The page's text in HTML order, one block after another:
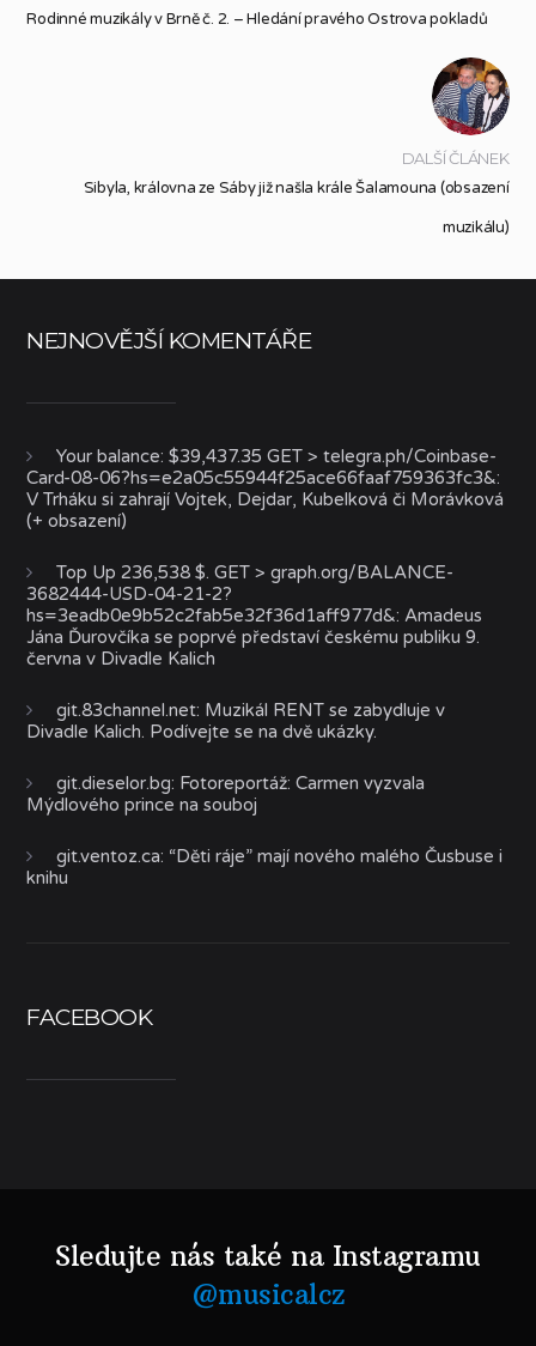
Rodinné muzikály v Brně č. 2. – Hledání pravého Ostrova pokladů
DALŠÍ ČLÁNEK
Sibyla, královna ze Sáby již našla krále Šalamouna (obsazení
muzikálu)
NEJNOVĚJŠÍ KOMENTÁŘE
Your balance: $39,437.35 GET > telegra.ph/Coinbase-
Card-08-06?hs=e2a05c55944f25ace66faaf759363fc3&:
V Trháku si zahrají Vojtek, Dejdar, Kubelková či Morávková
(+ obsazení)
Top Up 236,538 $. GET > graph.org/BALANCE-
3682444-USD-04-21-2?
hs=3eadb0e9b52c2fab5e32f36d1aff977d&:Amadeus
Jána Ďurovčíka se poprvé představí českému publiku 9.
června v Divadle Kalich
git.83channel.net: Muzikál RENT se zabydluje v
Divadle Kalich. Podívejte se na dvě ukázky.
git.dieselor.bg: Fotoreportáž: Carmen vyzvala
Mýdlového prince na souboj
git.ventoz.ca: “Děti ráje” mají nového malého Čusbuse i
knihu
FACEBOOK
Sledujte nás také na Instagramu
@musicalcz